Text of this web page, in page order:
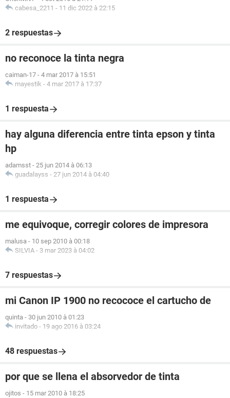
cabesa_2211 - 11 dic 2022 à 22:15
2 respuestas
no reconoce la tinta negra
caiman-17 - 4 mar 2017 à 15:51
mayestik - 4 mar 2017 à 17:37
1 respuesta
hay alguna diferencia entre tinta epson y tinta
hp
adamsst - 25 jun 2014 à 06:13
guadalayss - 27 jun 2014 à 04:40
1 respuesta
me equivoque, corregir colores de impresora
malusa - 10 sep 2010 à 00:18
SILVIA - 3 mar 2023 à 04:02
7 respuestas
mi Canon IP 1900 no recococe el cartucho de
quinta - 30 jun 2010 à 01:23
invitado - 19 ago 2016 à 03:24
48 respuestas
por que se llena el absorvedor de tinta
ojitos - 15 mar 2010 à 18:25